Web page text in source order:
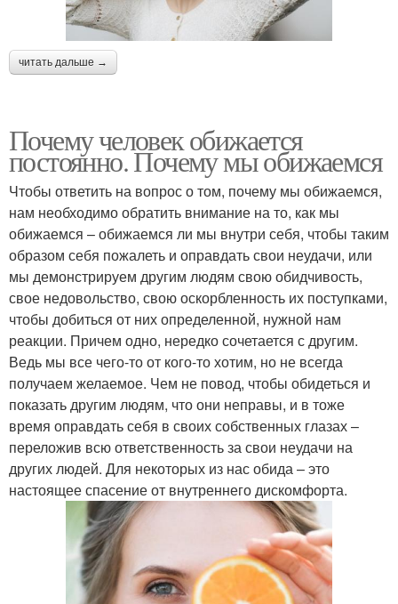
читать дальше →
Почему человек обижается
постоянно. Почему мы обижаемся
Чтобы ответить на вопрос о том, почему мы обижаемся,
нам необходимо обратить внимание на то, как мы
обижаемся – обижаемся ли мы внутри себя, чтобы таким
образом себя пожалеть и оправдать свои неудачи, или
мы демонстрируем другим людям свою обидчивость,
свое недовольство, свою оскорбленность их поступками,
чтобы добиться от них определенной, нужной нам
реакции. Причем одно, нередко сочетается с другим.
Ведь мы все чего-то от кого-то хотим, но не всегда
получаем желаемое. Чем не повод, чтобы обидеться и
показать другим людям, что они неправы, и в тоже
время оправдать себя в своих собственных глазах –
переложив всю ответственность за свои неудачи на
других людей. Для некоторых из нас обида – это
настоящее спасение от внутреннего дискомфорта.